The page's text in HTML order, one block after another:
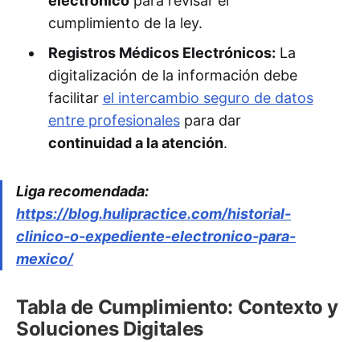
cumplimiento de la ley.
Registros Médicos Electrónicos: La
digitalización de la información debe
facilitar el intercambio seguro de datos
entre profesionalespara dar
continuidad a la atención.
Liga recomendada:
https://blog.hulipractice.com/historial-
clinico-o-expediente-electronico-para-
mexico/
Tabla de Cumplimiento: Contexto y
Soluciones Digitales